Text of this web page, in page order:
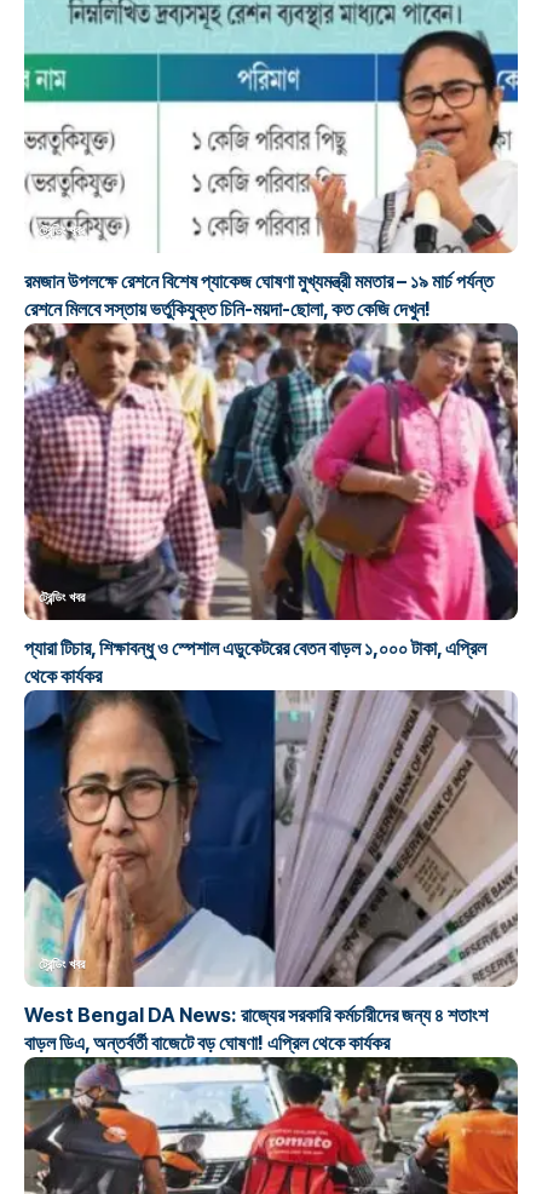
ট্রেন্ডিং খবর
রমজান উপলক্ষে রেশনে বিশেষ প্যাকেজ ঘোষণা মুখ্যমন্ত্রী মমতার – ১৯ মার্চ পর্যন্ত
রেশনে মিলবে সস্তায় ভর্তুকিযুক্ত চিনি-ময়দা-ছোলা, কত কেজি দেখুন!
ট্রেন্ডিং খবর
প্যারা টিচার, শিক্ষাবন্ধু ও স্পেশাল এডুকেটরের বেতন বাড়ল ১,০০০ টাকা, এপ্রিল
থেকে কার্যকর
ট্রেন্ডিং খবর
West Bengal DA News: রাজ্যের সরকারি কর্মচারীদের জন্য ৪ শতাংশ
বাড়ল ডিএ, অন্তর্বর্তী বাজেটে বড় ঘোষণা! এপ্রিল থেকে কার্যকর